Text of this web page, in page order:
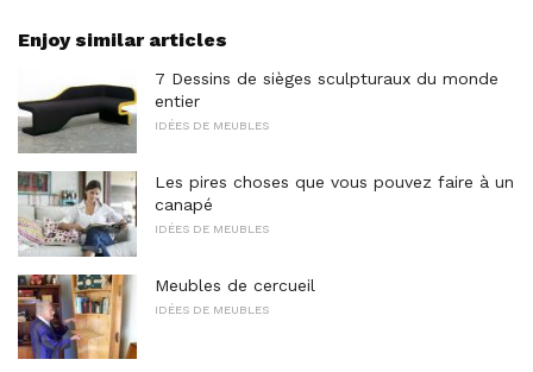
Enjoy similar articles
7 Dessins de sièges sculpturaux du monde
entier
IDÉES DE MEUBLES
Les pires choses que vous pouvez faire à un
canapé
IDÉES DE MEUBLES
Meubles de cercueil
IDÉES DE MEUBLES